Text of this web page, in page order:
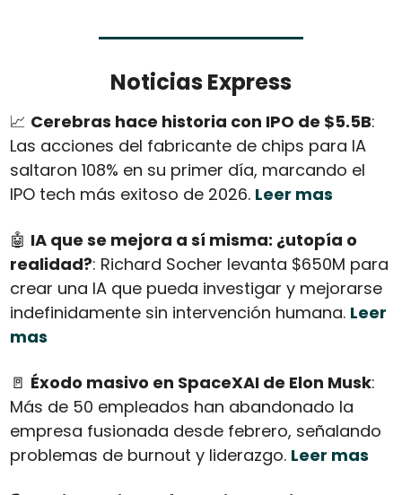
Noticias Express
📈 Cerebras hace historia con IPO de $5.5B:
Las acciones del fabricante de chips para IA
saltaron 108% en su primer día, marcando el
IPO tech más exitoso de 2026. Leer mas
🤖 IA que se mejora a sí misma: ¿utopía o
realidad?: Richard Socher levanta $650M para
crear una IA que pueda investigar y mejorarse
indefinidamente sin intervención humana. Leer
mas
🚪 Éxodo masivo en SpaceXAI de Elon Musk:
Más de 50 empleados han abandonado la
empresa fusionada desde febrero, señalando
problemas de burnout y liderazgo. Leer mas